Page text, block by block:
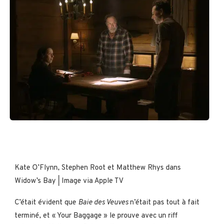
Kate O’Flynn, Stephen Root et Matthew Rhys dans
Widow’s Bay | Image via Apple TV
C’était évident que Baie des Veuvesn’était pas tout à fait
terminé, et « Your Baggage » le prouve avec un riff